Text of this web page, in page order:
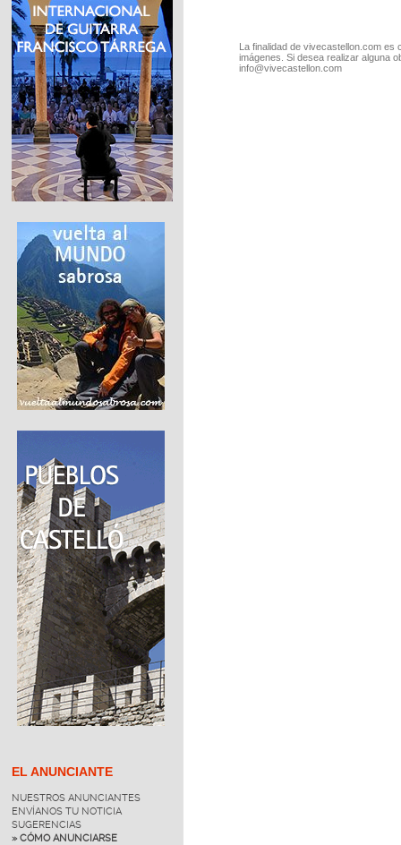
EL ANUNCIANTE
NUESTROS ANUNCIANTES
ENVÍANOS TU NOTICIA
SUGERENCIAS
» CÓMO ANUNCIARSE
La finalidad de vivecastellon.com
imágenes. Si desea realizar alguna
info@vivecastellon.com